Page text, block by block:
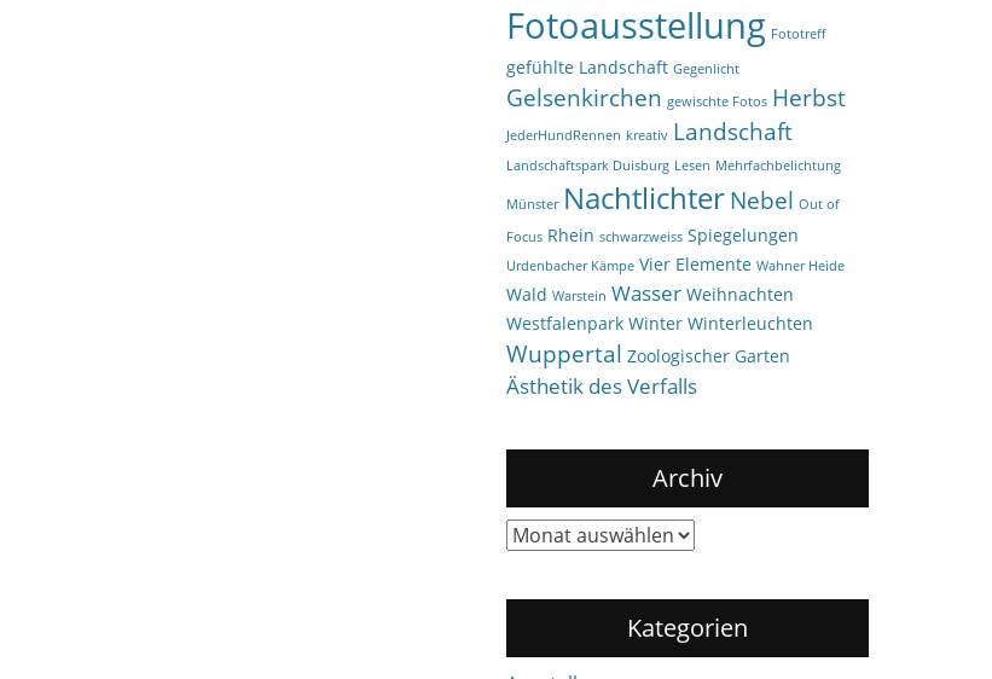
Fotoausstellung Fototreff
gefühlte Landschaft Gegenlicht
Gelsenkirchen gewischte Fotos Herbst
JederHundRennen kreativ Landschaft
Landschaftspark Duisburg Lesen Mehrfachbelichtung
Münster NachtlichterNebel Out of
Focus Rhein schwarzweiss Spiegelungen
Urdenbacher Kämpe Vier Elemente Wahner Heide
Wald Warstein Wasser Weihnachten
Westfalenpark Winter Winterleuchten
Wuppertal Zoologischer Garten
Ästhetik des Verfalls
Archiv
Archiv
Kategorien